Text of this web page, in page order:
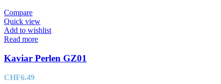
Compare
Quick view
Add to wishlist
Read more
Kaviar Perlen GZ01
CHF6.49